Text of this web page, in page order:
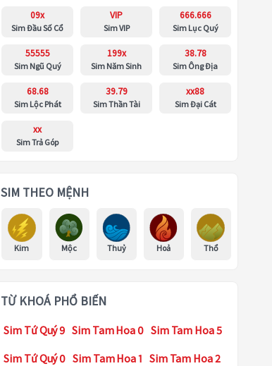
09x
Sim Đầu Số Cổ
VIP
Sim VIP
666.666
Sim Lục Quý
55555
Sim Ngũ Quý
199x
Sim Năm Sinh
38.78
Sim Ông Địa
68.68
Sim Lộc Phát
39.79
Sim Thần Tài
xx88
Sim Đại Cát
xx
Sim Trả Góp
SIM THEO MỆNH
Kim Mộc Thuỷ Hoả Thổ
TỪ KHOÁ PHỔ BIẾN
Sim Tứ Quý 9 Sim Tam Hoa 0 Sim Tam Hoa 5
Sim Tứ Quý 0 Sim Tam Hoa 1 Sim Tam Hoa 2